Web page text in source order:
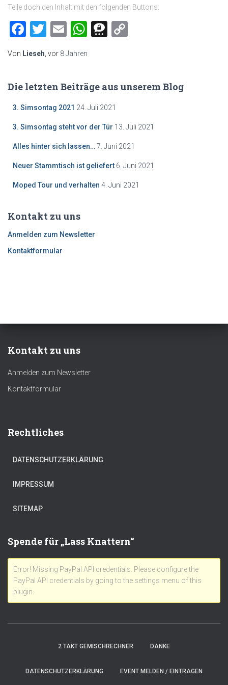
Teile doch den Inhalt mit den folgenden Buttons:
Facebook
Twitter
EmailWhatsApp
Threema
Von Lieseh , vor 8 Jahren
Die letzten Beiträge aus unserem Blog
3. Simsontag 2021 24. Juli 2021
3. Simsontag steht vor der Tür 13. Juli 2021
Alles hinter sich lassen… 7. Juni 2021
Neuer Stammtisch ist geliefert 6. Juni 2021
Moped Tour und verhalten 4. Juni 2021
Kontakt zu uns
Anmelden zum Newsletter
Kontaktformular
Kontakt zu uns
Anmelden zum Newsletter
Kontaktformular
Rechtliches
DATENSCHUTZERKLÄRUNG
IMPRESSUM
SITEMAP
Spende für „Lass Knattern“
Error! Missing PayPal API credentials. Please configure the
PayPal API credentials by going to the settings menu of this
plugin.
2 TAKT GEMISCHRECHNER DANKE
DATENSCHUTZERKLÄRUNG EVENT MELDEN / EINTRAGEN